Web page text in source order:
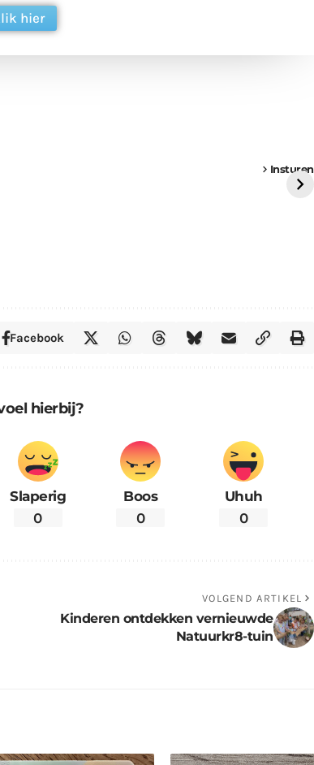
hier
Insturen
Facebook
hierbij?
Slaperig
0
Boos
0
Uhuh
0
VOLGEND ARTIKEL
Kinderen ontdekken vernieuwde
Natuurkr8-tuin